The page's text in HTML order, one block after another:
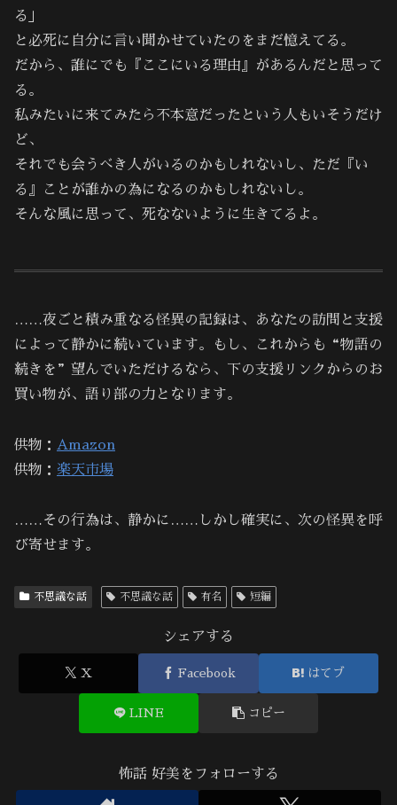
る」
と必死に自分に言い聞かせていたのをまだ憶えてる。
だから、誰にでも『ここにいる理由』があるんだと思って
る。
私みたいに来てみたら不本意だったという人もいそうだけ
ど、
それでも会うべき人がいるのかもしれないし、ただ『い
る』ことが誰かの為になるのかもしれないし。
そんな風に思って、死なないように生きてるよ。
……夜ごと積み重なる怪異の記録は、あなたの訪問と支援
によって静かに続いています。もし、これからも“物語の
続きを”望んでいただけるなら、下の支援リンクからのお
買い物が、語り部の力となります。
供物： Amazon
供物： 楽天市場
……その行為は、静かに……しかし確実に、次の怪異を呼
び寄せます。
不思議な話 不思議な話 有名 短編
シェアする
X Facebook はてブ
LINE コピー
怖話 好美をフォローする